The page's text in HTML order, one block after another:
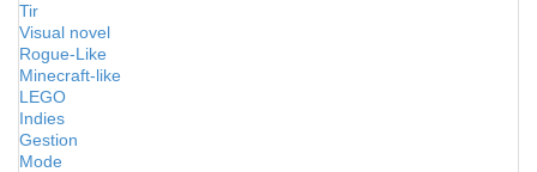
Tir
Visual novel
Rogue-Like
Minecraft-like
LEGO
Indies
Gestion
Mode